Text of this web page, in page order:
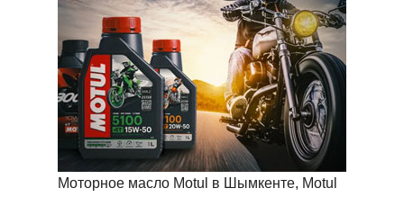
Моторное масло Motul в Шымкенте, Motul